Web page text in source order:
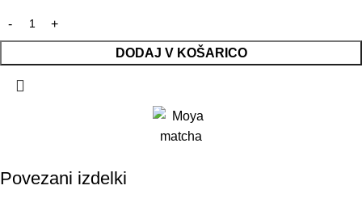
DODAJ V KOŠARICO
Povezani izdelki